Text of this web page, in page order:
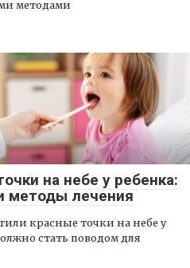
методами
на небе у ребенка:
методы лечения
красные точки на небе у
стать поводом для